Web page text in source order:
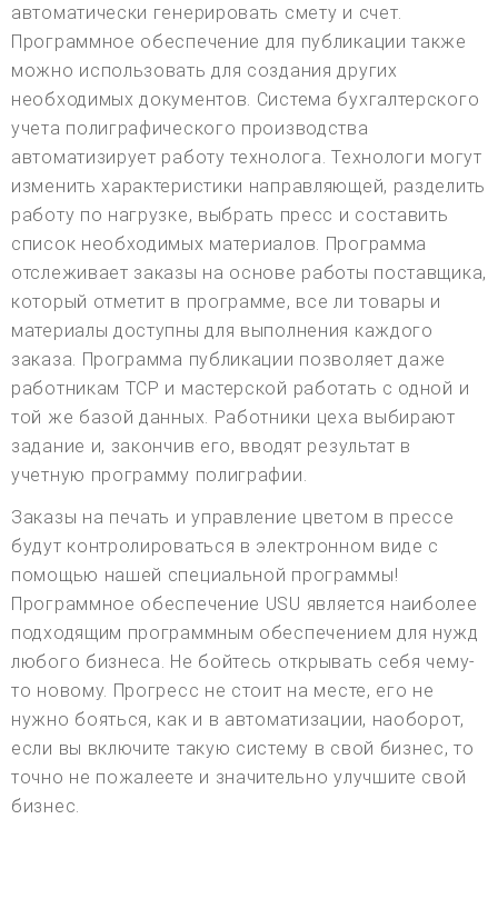
автоматически генерировать смету и счет.
Программное обеспечение для публикации также
можно использовать для создания других
необходимых документов. Система бухгалтерского
учета полиграфического производства
автоматизирует работу технолога. Технологи могут
изменить характеристики направляющей, разделить
работу по нагрузке, выбрать пресс и составить
список необходимых материалов. Программа
отслеживает заказы на основе работы поставщика,
который отметит в программе, все ли товары и
материалы доступны для выполнения каждого
заказа. Программа публикации позволяет даже
работникам TCP и мастерской работать с одной и
той же базой данных. Работники цеха выбирают
задание и, закончив его, вводят результат в
учетную программу полиграфии.
Заказы на печать и управление цветом в прессе
будут контролироваться в электронном виде с
помощью нашей специальной программы!
Программное обеспечение USU является наиболее
подходящим программным обеспечением для нужд
любого бизнеса. Не бойтесь открывать себя чему-
то новому. Прогресс не стоит на месте, его не
нужно бояться, как и в автоматизации, наоборот,
если вы включите такую систему в свой бизнес, то
точно не пожалеете и значительно улучшите свой
бизнес.